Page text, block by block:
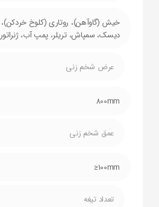
خیش (گاوآهن)، روتاری (کلوخ خردکن)،
دیسک، سمپاش، تریلر، پمپ آب، ژنراتور
عرض شخم زنی
800mm
عمق شخم زنی
100mm≤
تعداد تیغه